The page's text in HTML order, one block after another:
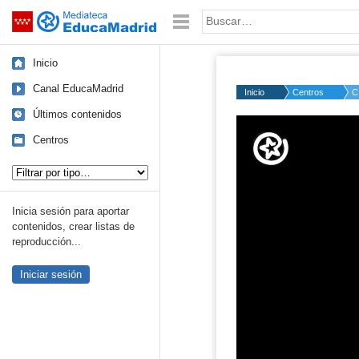
Saltar navegación Palabra o frase:
Inicio
Canal EducaMadrid
Últimos contenidos
Centros
Inicia sesión para aportar
contenidos, crear listas de
reproducción...
Iniciar sesión
Inicio Centros
50%